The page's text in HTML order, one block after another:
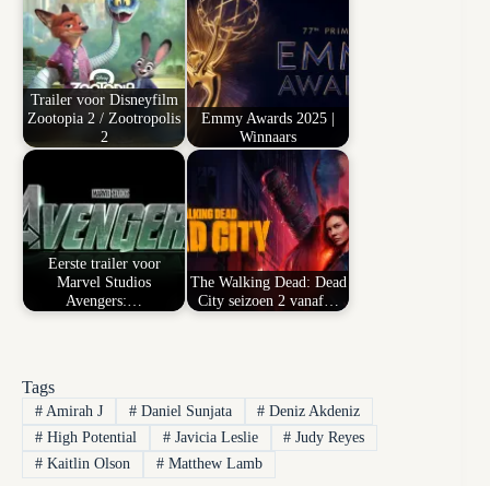
Trailer voor Disneyfilm
Zootopia 2 / Zootropolis
2
Emmy Awards 2025 |
Winnaars
Eerste trailer voor
Marvel Studios
Avengers:…
The Walking Dead: Dead
City seizoen 2 vanaf…
Tags
#Amirah J #Daniel Sunjata # Deniz Akdeniz
#High Potential #Javicia Leslie # Judy Reyes
#Kaitlin Olson #Matthew Lamb